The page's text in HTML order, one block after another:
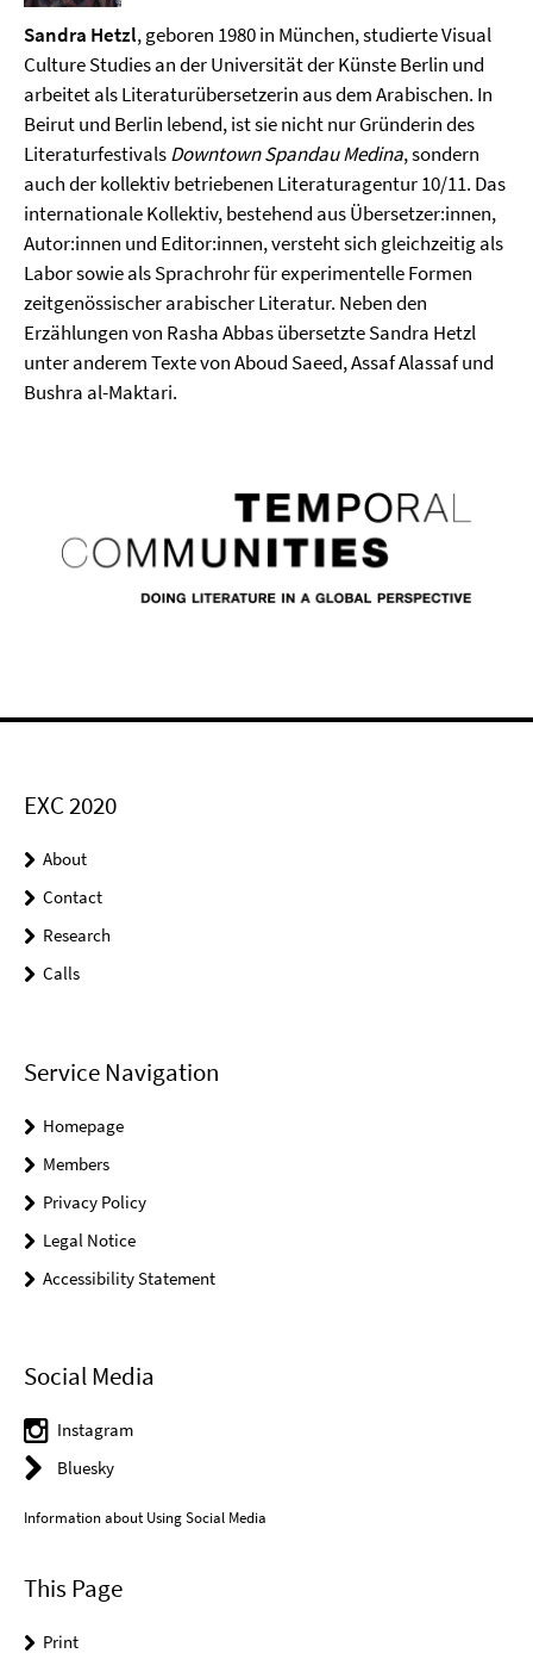
Sandra Hetzl, geboren 1980 in München, studierte Visual
Culture Studies an der Universität der Künste Berlin und
arbeitet als Literaturübersetzerin aus dem Arabischen. In
Beirut und Berlin lebend, ist sie nicht nur Gründerin des
LiteraturfestivalsDowntown Spandau Medina, sondern
auch der kollektiv betriebenen Literaturagentur 10/11. Das
internationale Kollektiv, bestehend aus Übersetzer:innen,
Autor:innen und Editor:innen, versteht sich gleichzeitig als
Labor sowie als Sprachrohr für experimentelle Formen
zeitgenössischer arabischer Literatur. Neben den
Erzählungen von Rasha Abbas übersetzte Sandra Hetzl
unter anderem Texte von Aboud Saeed, Assaf Alassaf und
Bushra al-Maktari.
EXC 2020
About
Contact
Research
Calls
Service Navigation
Homepage
Members
Privacy Policy
Legal Notice
Accessibility Statement
Social Media
Instagram
Bluesky
Information about Using Social Media
This Page
Print